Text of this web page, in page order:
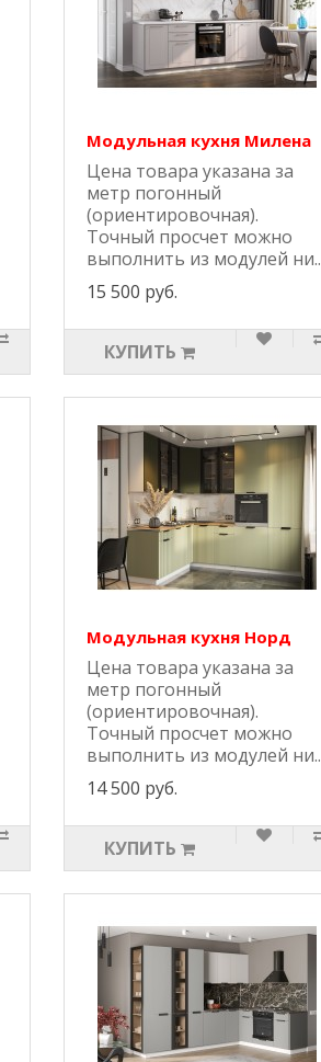
Модульная кухня Милена
Цена товара указана за
метр погонный
(ориентировочная).
Точный просчет можно
выполнить из модулей ни..
15 500 руб.
КУПИТЬ
Модульная кухня Норд
Цена товара указана за
метр погонный
(ориентировочная).
Точный просчет можно
выполнить из модулей ни..
14 500 руб.
КУПИТЬ